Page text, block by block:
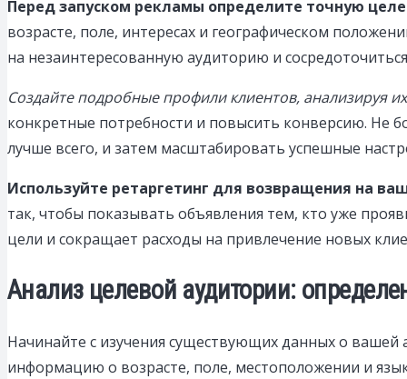
Перед запуском рекламы определите точную
возрасте, поле, интересах и географическом
на незаинтересованную аудиторию и
Создайте подробные профили клиентов, анализируя
конкретные потребности и повысить конверсию. Не
лучше всего, и затем масштабировать успешные
Используйте ретаргетинг для возвращения на
так, чтобы показывать объявления тем, кто уже
цели и сокращает расходы на привлечение новых
Анализ целевой аудитории:
Начинайте с изучения существующих данных о
информацию о возрасте, поле, местоположении и